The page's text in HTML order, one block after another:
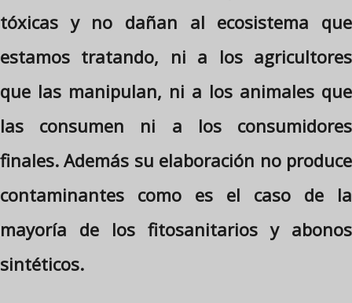
tóxicas y no dañan al ecosistema que
estamos tratando, ni a los agricultores
que las manipulan, ni a los animales que
las consumen ni a los consumidores
finales. Además su elaboración no produce
contaminantes como es el caso de la
mayoría de los fitosanitarios y abonos
sintéticos.